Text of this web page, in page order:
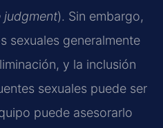
judgment). Sin embargo,
sexuales generalmente
y la inclusión
sexuales puede ser
puede asesorarlo